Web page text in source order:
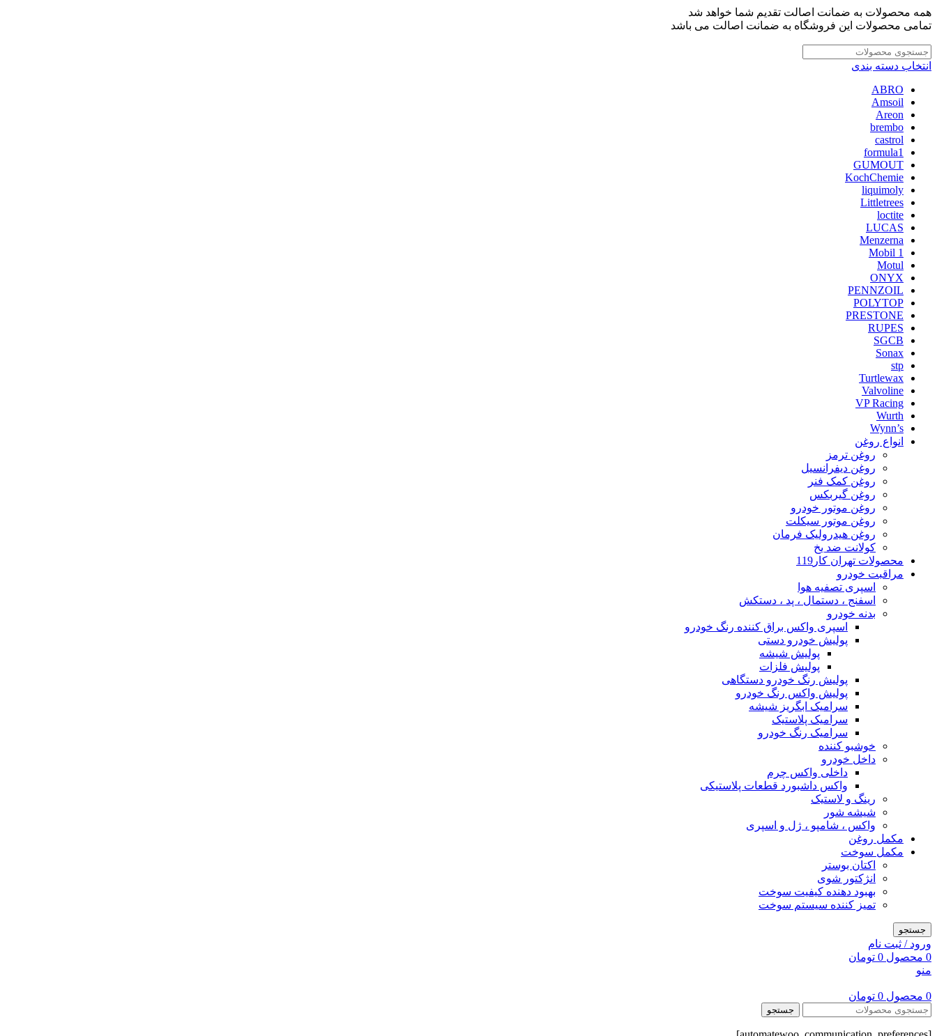
همه محصولات به ضمانت اصالت تقدیم شما خواهد شد
تمامی محصولات این فروشگاه به ضمانت اصالت می باشد
انتخاب دسته بندی
ABRO
Amsoil
Areon
brembo
castrol
formula1
GUMOUT
KochChemie
liquimoly
Littletrees
loctite
LUCAS
Menzerna
Mobil 1
Motul
ONYX
PENNZOIL
POLYTOP
PRESTONE
RUPES
SGCB
Sonax
stp
Turtlewax
Valvoline
VP Racing
Wurth
Wynn’s
انواع روغن
روغن ترمز
روغن دیفرانسیل
روغن کمک فنر
روغن گیربکس
روغن موتور خودرو
روغن موتور سیکلت
روغن هیدرولیک فرمان
کولانت ضد یخ
محصولات تهران کار119
مراقبت خودرو
اسپری تصفیه هوا
اسفنج ، دستمال ، پد ، دستکش
بدنه خودرو
اسپری واکس براق کننده رنگ خودرو
پولیش خودرو دستی
پولیش شیشه
پولیش فلزات
پولیش رنگ خودرو دستگاهی
پولیش واکس رنگ خودرو
سرامیک ابگریز شیشه
سرامیک پلاستیک
سرامیک رنگ خودرو
خوشبو کننده
داخل خودرو
داخلی واکس چرم
واکس داشبورد قطعات پلاستیکی
رینگ و لاستیک
شیشه شور
واکس ، شامپو ، ژل و اسپری
مکمل روغن
مکمل سوخت
اکتان بوستر
انژکتور شوی
بهبود دهنده کیفیت سوخت
تمیز کننده سیستم سوخت
جستجو
ورود / ثبت نام
0 محصول 0 تومان
منو
0 محصول 0 تومان
جستجو